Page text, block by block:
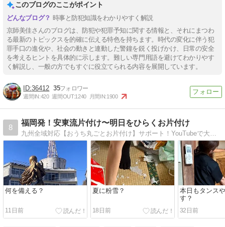
このブログのここがポイント
時事と防犯知識をわかりやすく解説
京師美佳さんのブログは、防犯や犯罪予知に関する情報と、それにまつわ
る最新のトピックスを的確に伝える特色を持ちます。時代の変化に伴う犯
罪手口の進化や、社会の動きと連動した警鐘を鋭く投げかけ、日常の安全
を考えるヒントを具体的に示します。難しい専門用語を避けてわかりやす
く解説し、一般の方でもすぐに役立てられる内容を展開しています。
36412 35
週間IN:420 週間OUT:1240 月間IN:1900
8
福岡発！安東流片付け〜明日をひらくお片付け
九州全域対応【おうち丸ごとお片付け】サポート！YouTubeで大人気の安東英子先生直伝のお片付けで、家族みんなが無理なく片付けられる仕組みづくりを美しい暮らしのアドバイザーと一緒にしてみませんか？
何を備える？
11日前
夏に粉雪？
18日前
本日もタンス
す？
32日前